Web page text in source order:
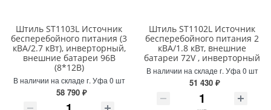
Штиль ST1103L Источник
бесперебойного питания (3
кВА/2.7 кВт), инверторный,
внешние батареи 96В
(8*12В)
В наличии на складе г. Уфа 0 шт
58 790 ₽
Штиль ST1102L Источник
бесперебойного питания 2
кВА/1.8 кВт, внешние
батареи 72V , инверторный
В наличии на складе г. Уфа 0 шт
51 430 ₽